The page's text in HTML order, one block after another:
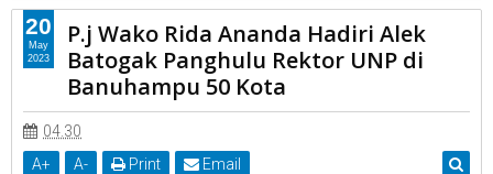
Banuhampu 50 Kota.
Batogak Panghulu
Hadiri Alek
P.j Wako Rida Ananda
Rektor UNP
P.j Wako Rida Ananda Hadiri Alek Batogak Panghulu Rektor UNP
di Banuhampu 50 Kota
P.j Wako Rida Ananda Hadiri Alek
Batogak Panghulu Rektor UNP di
Banuhampu 50 Kota
04.30
A+ A- Print Email
20
May
2023